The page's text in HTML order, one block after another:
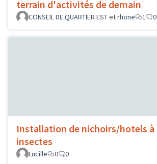
terrain d'activités de demain
CONSEIL DE QUARTIER EST et rhone
1 0
Installation de nichoirs/hotels à
insectes
Lucille
0 0